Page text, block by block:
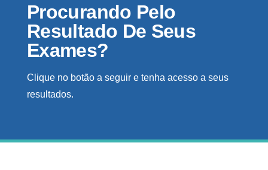
Procurando Pelo
Resultado De Seus
Exames?
Clique no botão a seguir e tenha acesso a seus
resultados.